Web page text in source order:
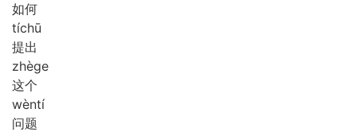
如何
tíchū
提出
zhège
这个
wèntí
问题